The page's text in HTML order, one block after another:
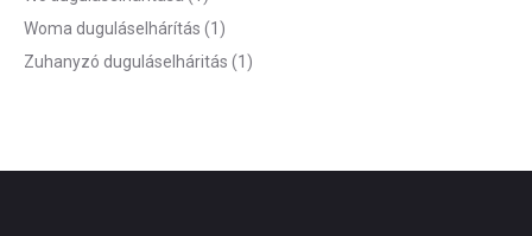
Woma duguláselhárítás (1)
Zuhanyzó duguláselháritás (1)